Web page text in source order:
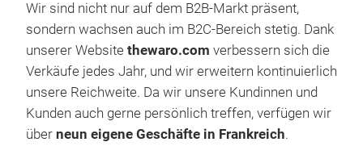
Wir sind nicht nur auf dem B2B-Markt präsent,
sondern wachsen auch im B2C-Bereich stetig. Dank
unserer Website thewaro.com verbessern sich die
Verkäufe jedes Jahr, und wir erweitern kontinuierlich
unsere Reichweite. Da wir unsere Kundinnen und
Kunden auch gerne persönlich treffen, verfügen wir
über neun eigene Geschäfte in Frankreich.